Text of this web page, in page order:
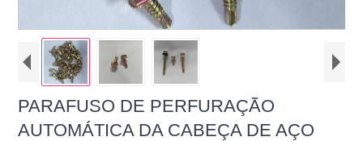
PARAFUSO DE PERFURAÇÃO
AUTOMÁTICA DA CABEÇA DE AÇO